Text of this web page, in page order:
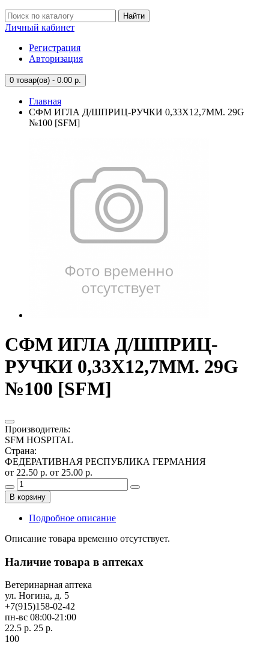
Найти
Личный кабинет
Регистрация
Авторизация
0 товар(ов) - 0.00 р.
Главная
СФМ ИГЛА Д/ШПРИЦ-РУЧКИ 0,33Х12,7ММ. 29G
№100 [SFM]
СФМ ИГЛА Д/ШПРИЦ-
РУЧКИ 0,33Х12,7ММ. 29G
№100 [SFM]
Производитель:
SFM HOSPITAL
Страна:
ФЕДЕРАТИВНАЯ РЕСПУБЛИКА ГЕРМАНИЯ
от 22.50 р. от 25.00 р.
В корзину
Подробное описание
Описание товара временно отсутствует.
Наличие товара в аптеках
Ветеринарная аптека
ул. Ногина, д. 5
+7(915)158-02-42
пн-вс 08:00-21:00
22.5 р. 25 р.
100